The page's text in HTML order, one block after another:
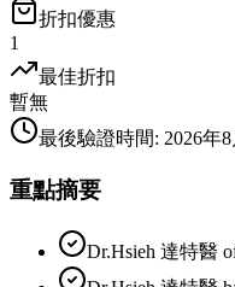
折扣優惠
1
最佳折扣
暫無
最後驗證時間: 2026年8
重點摘要
Dr.Hsieh 達特醫